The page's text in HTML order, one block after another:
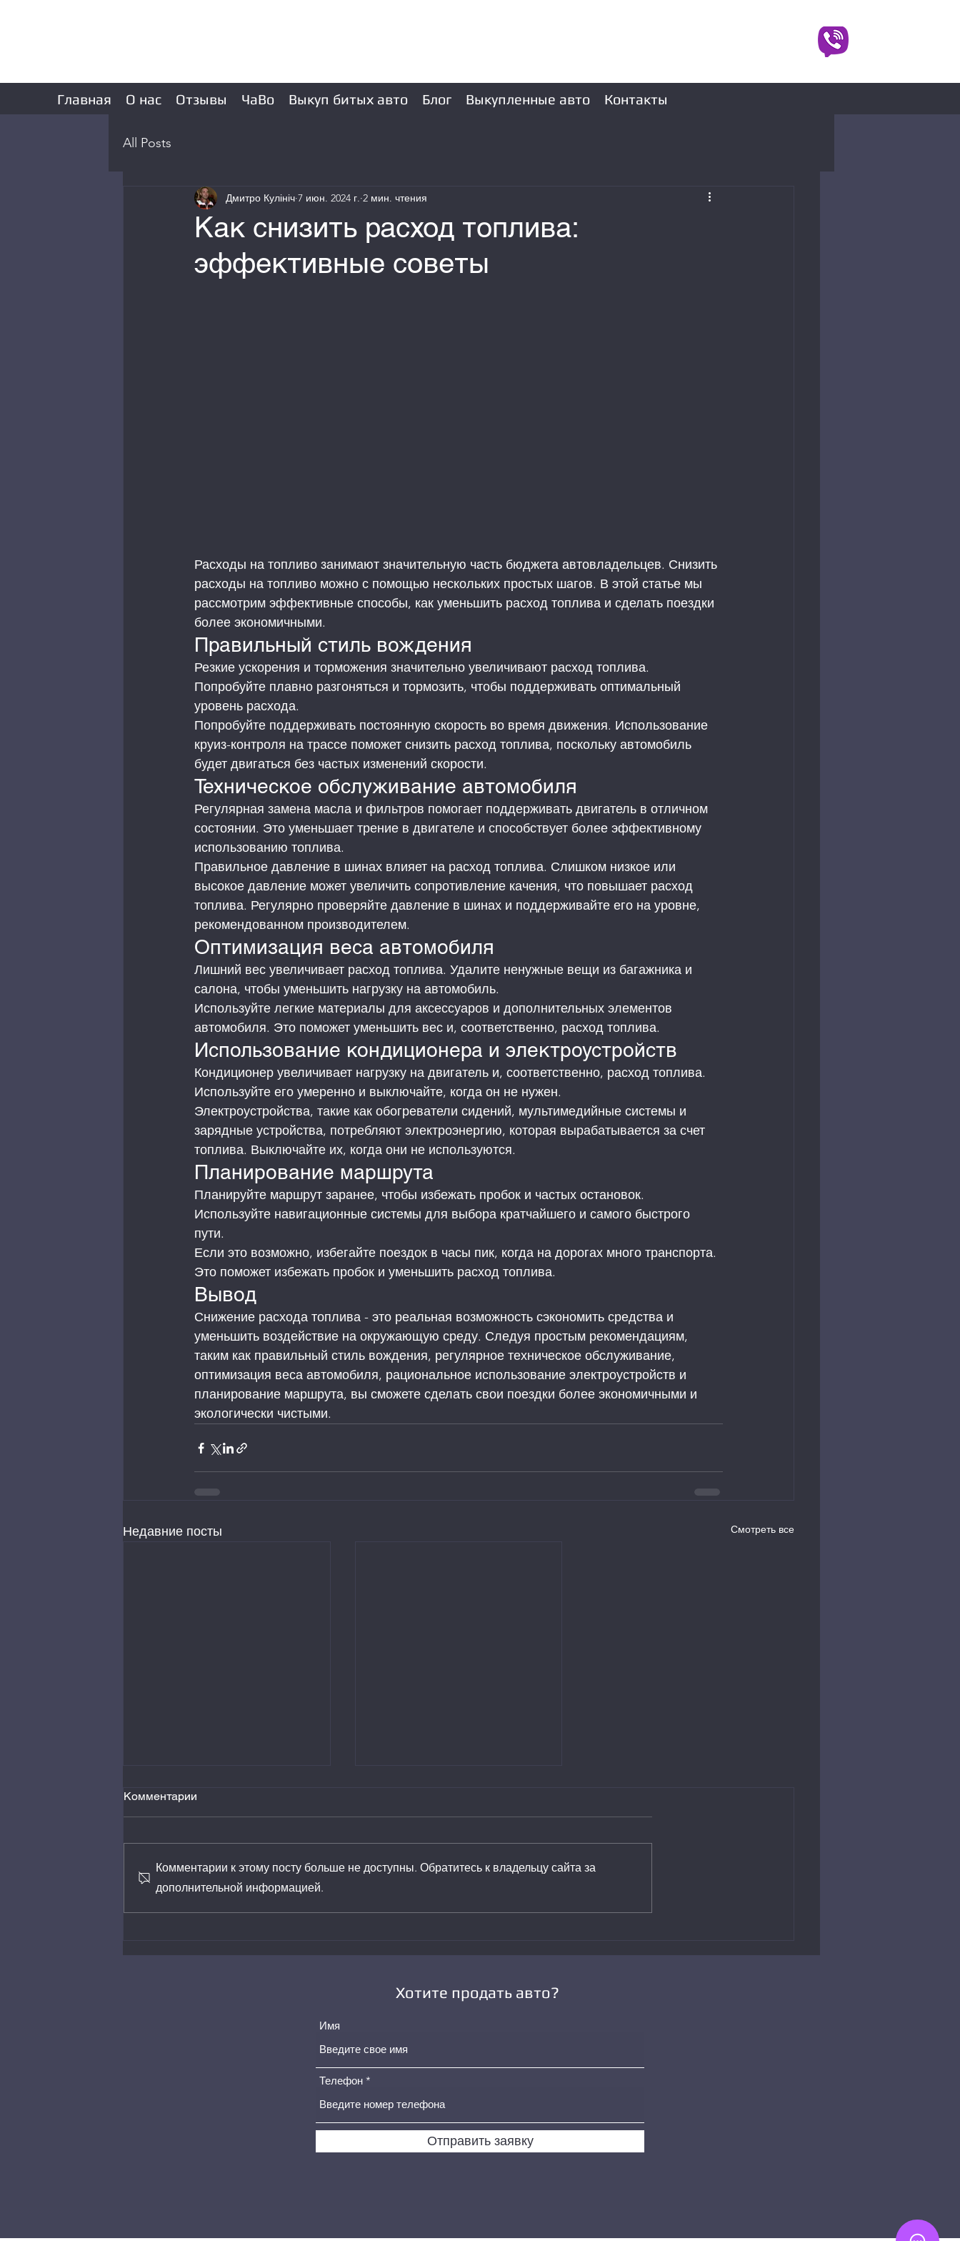
Главная О нас Отзывы ЧаВо Выкуп битых авто Блог Выкупленные авто Контакты
All Posts
Как снизить расход топлива:
эффективные советы
Дмитро Кулініч 7 июн. 2024 г. 2 мин. чтения
Расходы на топливо занимают значительную часть бюджета автовладельцев. Снизить
расходы на топливо можно с помощью нескольких простых шагов. В этой статье мы
рассмотрим эффективные способы, как уменьшить расход топлива и сделать поездки
более экономичными.
Правильный стиль вождения
Резкие ускорения и торможения значительно увеличивают расход топлива.
Попробуйте плавно разгоняться и тормозить, чтобы поддерживать оптимальный
уровень расхода.
Попробуйте поддерживать постоянную скорость во время движения. Использование
круиз-контроля на трассе поможет снизить расход топлива, поскольку автомобиль
будет двигаться без частых изменений скорости.
Техническое обслуживание автомобиля
Регулярная замена масла и фильтров помогает поддерживать двигатель в отличном
состоянии. Это уменьшает трение в двигателе и способствует более эффективному
использованию топлива.
Правильное давление в шинах влияет на расход топлива. Слишком низкое или
высокое давление может увеличить сопротивление качения, что повышает расход
топлива. Регулярно проверяйте давление в шинах и поддерживайте его на уровне,
рекомендованном производителем.
Оптимизация веса автомобиля
Лишний вес увеличивает расход топлива. Удалите ненужные вещи из багажника и
салона, чтобы уменьшить нагрузку на автомобиль.
Используйте легкие материалы для аксессуаров и дополнительных элементов
автомобиля. Это поможет уменьшить вес и, соответственно, расход топлива.
Использование кондиционера и электроустройств
Кондиционер увеличивает нагрузку на двигатель и, соответственно, расход топлива.
Используйте его умеренно и выключайте, когда он не нужен.
Электроустройства, такие как обогреватели сидений, мультимедийные системы и
зарядные устройства, потребляют электроэнергию, которая вырабатывается за счет
топлива. Выключайте их, когда они не используются.
Планирование маршрута
Планируйте маршрут заранее, чтобы избежать пробок и частых остановок.
Используйте навигационные системы для выбора кратчайшего и самого быстрого
пути.
Если это возможно, избегайте поездок в часы пик, когда на дорогах много транспорта.
Это поможет избежать пробок и уменьшить расход топлива.
Вывод
Снижение расхода топлива - это реальная возможность сэкономить средства и
уменьшить воздействие на окружающую среду. Следуя простым рекомендациям,
таким как правильный стиль вождения, регулярное техническое обслуживание,
оптимизация веса автомобиля, рациональное использование электроустройств и
планирование маршрута, вы сможете сделать свои поездки более экономичными и
экологически чистыми.
Недавние посты Смотреть все
Комментарии
Комментарии к этому посту больше не доступны. Обратитесь к владельцу сайта за
дополнительной информацией.
Хотите продать авто?
Имя
Телефон
Отправить заявку